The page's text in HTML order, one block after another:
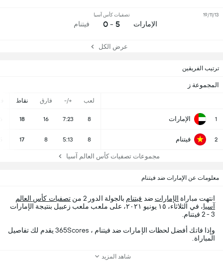
ترتيب الفريقين
المجموعة ز
لعب +/- فارق نقاط
1 الإمارات 8
7:23
16
18
2 فيتنام 8
5:13
8
17
مجموعات تصفيات كأس العالم آسيا
الإمارات
تصفيات كأس آسيا
5 - 0 فيتنام
19/11/13
عرض الكل
معلومات عن الإمارات ضد فيتنام
انتهت مباراة الإمارات ضد فيتنام بالجولة الدور 2 من
تصفيات كأس العالم
آسيا
، في الثلاثاء، ١٥ يونيو ٢٠٢١، على ملعب ملعب زعبيل بنتيجة الإمارات
3 - 2 فيتنام.
وإذا فاتك أفضل لحظات الإمارات ضد فيتنام ، 365Scores يقدم لك تفاصيل
المباراة.
شاهد المزيد